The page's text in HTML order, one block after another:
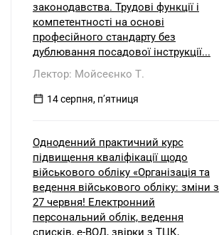
законодавства. Трудові функції і
компетентності на основі
професійного стандарту без
дублювання посадової інструкції...
Лектор: Мойсеєнко Т.
14 серпня, пʼятниця
Одноденний практичний курс
підвищення кваліфікації щодо
військового обліку «Організація та
ведення військового обліку: зміни з
27 червня! Електронний
персональний облік, ведення
списків, е-ВОД, звірки з ТЦК,